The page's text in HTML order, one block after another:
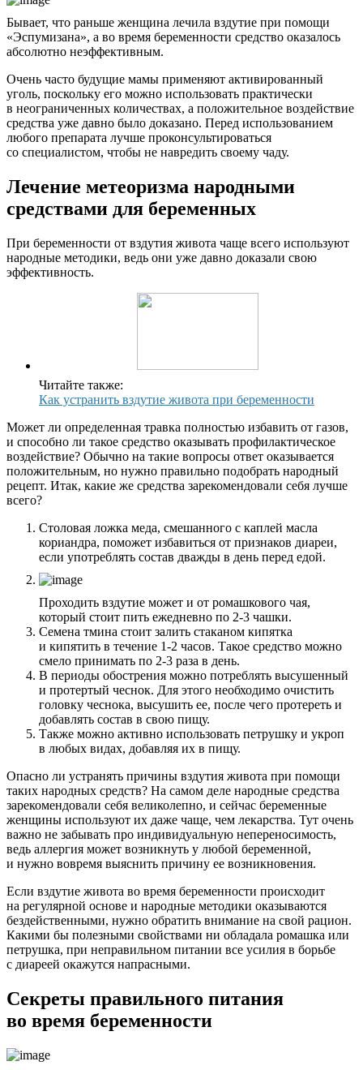
Бывает, что раньше женщина лечила вздутие при помощи
«Эспумизана», а во время беременности средство оказалось
абсолютно неэффективным.
Очень часто будущие мамы применяют активированный
уголь, поскольку его можно использовать практически
в неограниченных количествах, а положительное воздействие
средства уже давно было доказано. Перед использованием
любого препарата лучше проконсультироваться
со специалистом, чтобы не навредить своему чаду.
Лечение метеоризма народными
средствами для беременных
При беременности от вздутия живота чаще всего используют
народные методики, ведь они уже давно доказали свою
эффективность.
Читайте также:
Как устранить вздутие живота при беременности
Может ли определенная травка полностью избавить от газов,
и способно ли такое средство оказывать профилактическое
воздействие? Обычно на такие вопросы ответ оказывается
положительным, но нужно правильно подобрать народный
рецепт. Итак, какие же средства зарекомендовали себя лучше
всего?
Столовая ложка меда, смешанного с каплей масла
кориандра, поможет избавиться от признаков диареи,
если употреблять состав дважды в день перед едой.
Проходить вздутие может и от ромашкового чая,
который стоит пить ежедневно по 2-3 чашки.
Семена тмина стоит залить стаканом кипятка
и кипятить в течение 1-2 часов. Такое средство можно
смело принимать по 2-3 раза в день.
В периоды обострения можно потреблять высушенный
и протертый чеснок. Для этого необходимо очистить
головку чеснока, высушить ее, после чего протереть и
добавлять состав в свою пищу.
Также можно активно использовать петрушку и укроп
в любых видах, добавляя их в пищу.
Опасно ли устранять причины вздутия живота при помощи
таких народных средств? На самом деле народные средства
зарекомендовали себя великолепно, и сейчас беременные
женщины используют их даже чаще, чем лекарства. Тут очень
важно не забывать про индивидуальную непереносимость,
ведь аллергия может возникнуть у любой беременной,
и нужно вовремя выяснить причину ее возникновения.
Если вздутие живота во время беременности происходит
на регулярной основе и народные методики оказываются
бездейственными, нужно обратить внимание на свой рацион.
Какими бы полезными свойствами ни обладала ромашка или
петрушка, при неправильном питании все усилия в борьбе
с диареей окажутся напрасными.
Секреты правильного питания
во время беременности